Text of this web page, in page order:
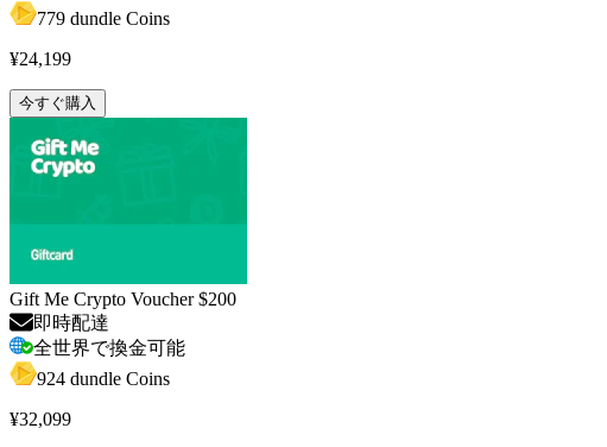
779 dundle Coins
¥24,199
今すぐ購入
Gift Me Crypto Voucher $200
即時配達
全世界で換金可能
924 dundle Coins
¥32,099